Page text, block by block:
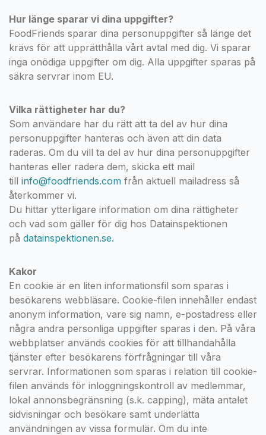
Hur länge sparar vi dina uppgifter?
FoodFriends sparar dina personuppgifter så länge det
krävs för att upprätthålla vårt avtal med dig. Vi sparar
inga onödiga uppgifter om dig. Alla uppgifter sparas på
säkra servrar inom EU.
Vilka rättigheter har du?
Som användare har du rätt att ta del av hur dina
personuppgifter hanteras och även att din data
raderas. Om du vill ta del av hur dina personuppgifter
hanteras eller radera dem, skicka ett mail
till info@foodfriends.com från aktuell mailadress så
återkommer vi.
Du hittar ytterligare information om dina rättigheter
och vad som gäller för dig hos Datainspektionen
på datainspektionen.se.
Kakor
En cookie är en liten informationsfil som sparas i
besökarens webbläsare. Cookie-filen innehåller endast
anonym information, vare sig namn, e-postadress eller
några andra personliga uppgifter sparas i den. På våra
webbplatser används cookies för att tillhandahålla
tjänster efter besökarens förfrågningar till våra
servrar. Informationen som sparas i relation till cookie-
filen används för inloggningskontroll av medlemmar,
lokal annonsbegränsning (s.k. capping), mäta antalet
sidvisningar och besökare samt underlätta
användningen av vissa formulär. Om du inte